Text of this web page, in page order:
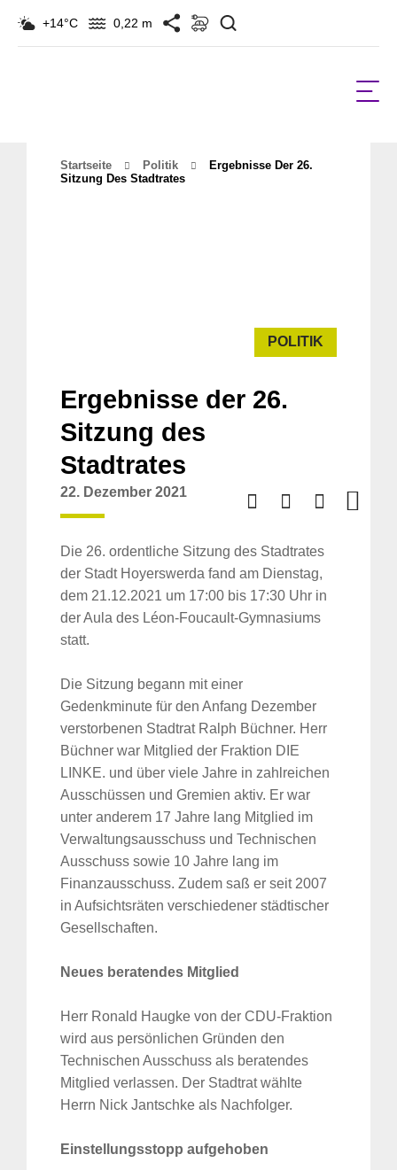
+14°C 0,22 m
Startseite Politik
Ergebnisse Der 26.
Sitzung Des Stadtrates
POLITIK
Ergebnisse der 26.
Sitzung des
Stadtrates
22. Dezember 2021
Die 26. ordentliche Sitzung des Stadtrates
der Stadt Hoyerswerda fand am Dienstag,
dem 21.12.2021 um 17:00 bis 17:30 Uhr in
der Aula des Léon-Foucault-Gymnasiums
statt.
Die Sitzung begann mit einer
Gedenkminute für den Anfang Dezember
verstorbenen Stadtrat Ralph Büchner. Herr
Büchner war Mitglied der Fraktion DIE
LINKE. und über viele Jahre in zahlreichen
Ausschüssen und Gremien aktiv. Er war
unter anderem 17 Jahre lang Mitglied im
Verwaltungsausschuss und Technischen
Ausschuss sowie 10 Jahre lang im
Finanzausschuss. Zudem saß er seit 2007
in Aufsichtsräten verschiedener städtischer
Gesellschaften.
Neues beratendes Mitglied
Herr Ronald Haugke von der CDU-Fraktion
wird aus persönlichen Gründen den
Technischen Ausschuss als beratendes
Mitglied verlassen. Der Stadtrat wählte
Herrn Nick Jantschke als Nachfolger.
Einstellungsstopp aufgehoben